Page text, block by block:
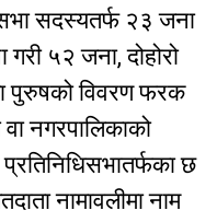
सदस्यतर्फ २३ जना
५२ जना, दोहोरो
पुरुषको विवरण फरक
नगरपालिकाको
छ
नामावलीमा नाम